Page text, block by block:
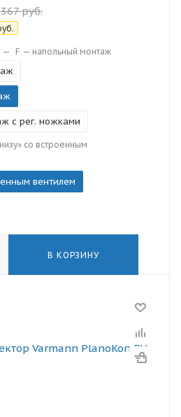
руб.
— F — напольный монтаж
с рег. ножками
со встроенным
вентилем
В КОРЗИНУ